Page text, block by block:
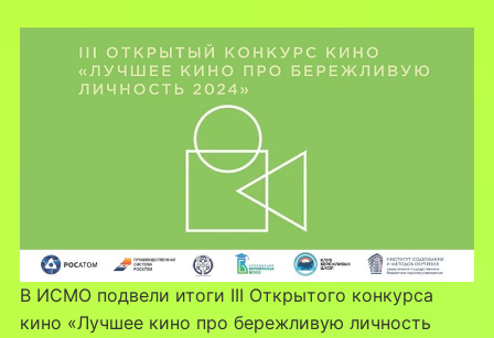
В ИСМО подвели итоги III Открытого конкурса
кино «Лучшее кино про бережливую личность